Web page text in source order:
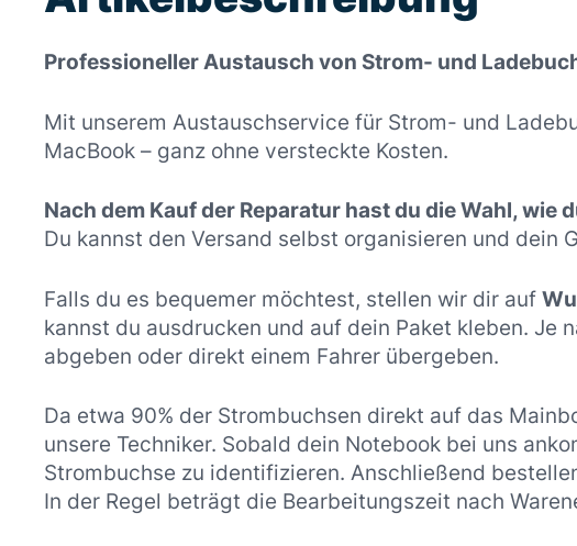
Professioneller Austausch von Strom- und
Mit unserem Austauschservice für Strom- und
MacBook – ganz ohne versteckte Kosten.
Nach dem Kauf der Reparatur hast du die Wahl, wie
Du kannst den Versand selbst organisieren und dein
Falls du es bequemer möchtest, stellen wir dir auf
kannst du ausdrucken und auf dein Paket kleben. Je
abgeben oder direkt einem Fahrer übergeben.
Da etwa 90% der Strombuchsen direkt auf das
unsere Techniker. Sobald dein Notebook bei uns
Strombuchse zu identifizieren. Anschließend
In der Regel beträgt die Bearbeitungszeit nach